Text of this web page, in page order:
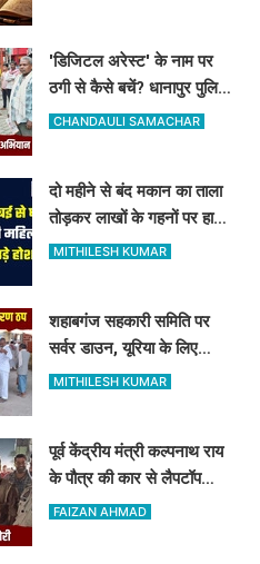
'डिजिटल अरेस्ट' के नाम पर
ठगी से कैसे बचें? धानापुर पुलिस
ने दिए सुरक्षा टिप्स
CHANDAULI SAMACHAR
दो महीने से बंद मकान का ताला
तोड़कर लाखों के गहनों पर हाथ
साफ, मुंबई से लौटी महिला सन्न
MITHILESH KUMAR
शहाबगंज सहकारी समिति पर
सर्वर डाउन, यूरिया के लिए
दिनभर लाइन में लगकर खाली
MITHILESH KUMAR
पूर्व केंद्रीय मंत्री कल्पनाथ राय
के पौत्र की कार से लैपटॉप
चोरी, मोबाइल ट्रैकिंग से
FAIZAN AHMAD